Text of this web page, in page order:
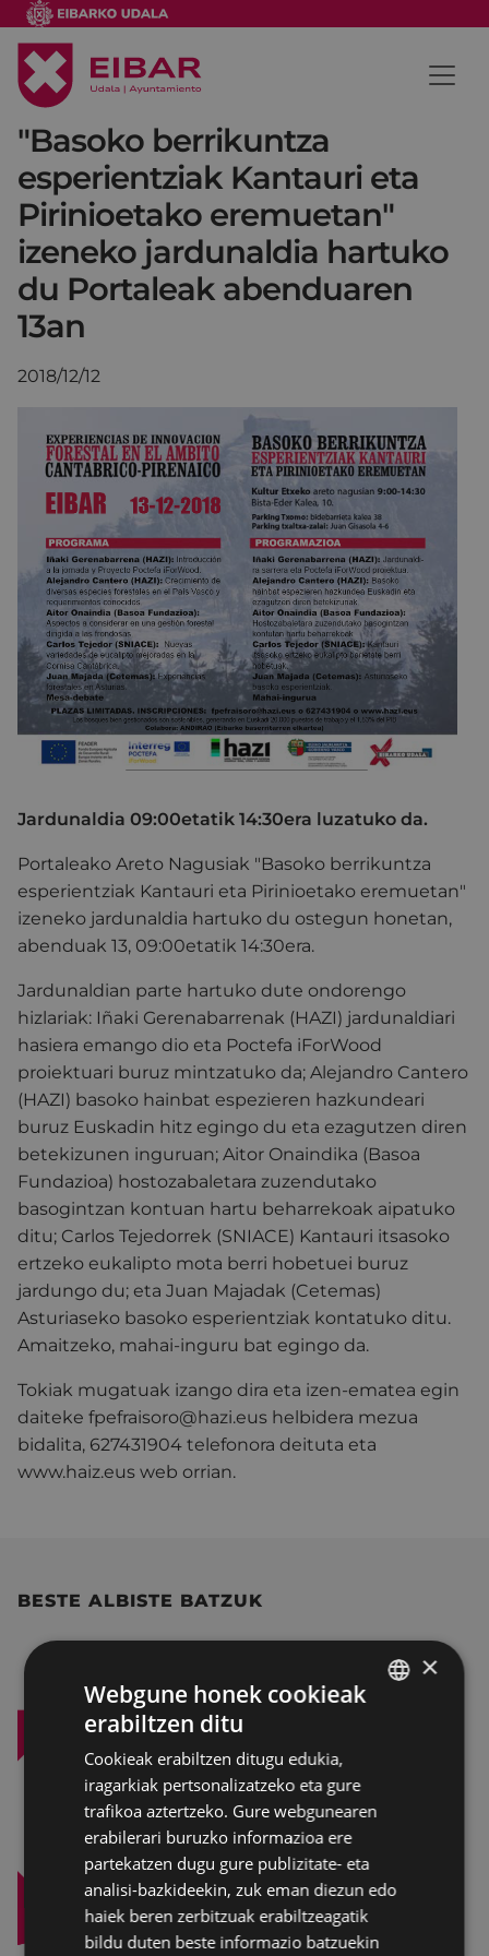
"Basoko berrikuntza
esperientziak Kantauri eta
Pirinioetako eremuetan"
izeneko jardunaldia hartuko
du Portaleak abenduaren
13an
2018/12/12
Jardunaldia 09:00etatik 14:30era luzatuko da.
Portaleako Areto Nagusiak "Basoko berrikuntza
esperientziak Kantauri eta Pirinioetako eremuetan"
izeneko jardunaldia hartuko du ostegun honetan,
abenduak 13, 09:00etatik 14:30era.
Jardunaldian parte hartuko dute ondorengo
hizlariak: Iñaki Gerenabarrenak (HAZI) jardunaldiari
hasiera emango dio eta Poctefa iForWood
proiektuari buruz mintzatuko da; Alejandro Cantero
(HAZI) basoko hainbat espezieren hazkundeari
buruz Euskadin hitz egingo du eta ezagutzen diren
betekizunen inguruan; Aitor Onaindika (Basoa
Fundazioa) hostozabaletara zuzendutako
basogintzan kontuan hartu beharrekoak aipatuko
ditu; Carlos Tejedorrek (SNIACE) Kantauri itsasoko
ertzeko eukalipto mota berri hobetuei buruz
jardungo du; eta Juan Majadak (Cetemas)
Asturiaseko basoko esperientziak kontatuko ditu.
Amaitzeko, mahai-inguru bat egingo da.
Tokiak mugatuak izango dira eta izen-ematea egin
daiteke fpefraisoro@hazi.eus helbidera mezua
bidalita, 627431904 telefonora deituta eta
www.haiz.eus web orrian.
BESTE ALBISTE BATZUK
×
Webgune honek cookieak
erabiltzen ditu
Cookieak erabiltzen ditugu edukia,
iragarkiak pertsonalizatzeko eta gure
trafikoa aztertzeko. Gure webgunearen
erabilerari buruzko informazioa ere
partekatzen dugu gure publizitate- eta
analisi-bazkideekin, zuk eman diezun edo
haiek beren zerbitzuak erabiltzeagatik
bildu duten beste informazio batzuekin